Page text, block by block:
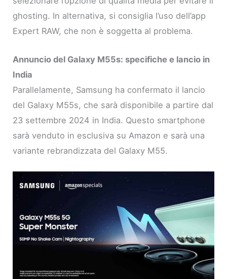
ghosting. In alternativa, si consiglia l’uso dell’app
Expert RAW, che non è soggetta al problema.
Annuncio del Galaxy M55s: specifiche e lancio in
India
Parallelamente, Samsung ha confermato il lancio
del Galaxy M55s, che sarà disponibile a partire dal
23 settembre 2024 in India. Questo smartphone
sarà venduto in esclusiva su Amazon e sarà una
variante rebrandizzata del Galaxy M55.